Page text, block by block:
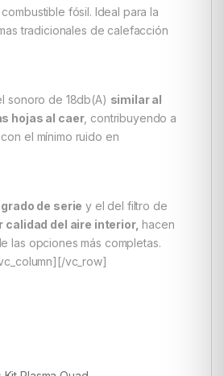
fósil. Ideal para la
tradicionales de calefacción
sonoro de 18db(A) similar al
hojas al caer, contribuyendo a
el mínimo ruido en
de serie y el del filtro de
calidad del aire interior, hacen
las opciones más completas.
vc_row]